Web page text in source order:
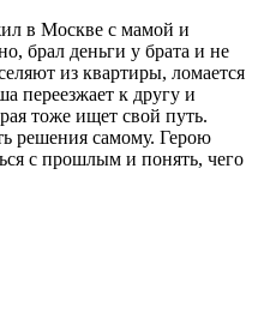
в Москве с мамой и
брал деньги у брата и не
из квартиры, ломается
переезжает к другу и
тоже ищет свой путь.
решения самому. Герою
с прошлым и понять, чего